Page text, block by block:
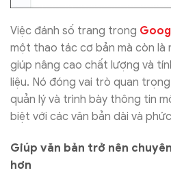
Việc đánh số trang trong
một thao tác cơ bản mà còn
giúp nâng cao chất lượng và
liệu. Nó đóng vai trò quan
quản lý và trình bày thông tin
biệt với các văn bản dài và
Giúp văn bản trở nên
hơn